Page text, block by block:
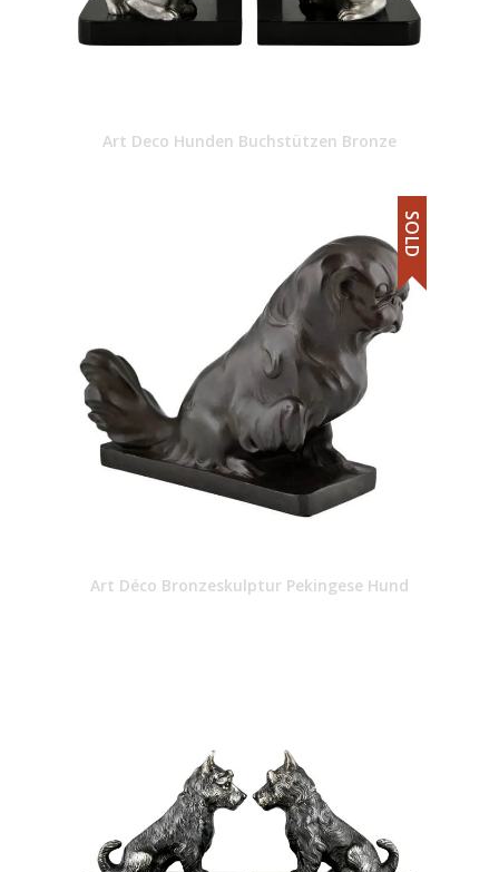
Art Deco Hunden Buchstützen Bronze
Art Déco Bronzeskulptur Pekingese Hund
SOLD